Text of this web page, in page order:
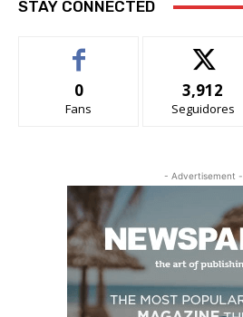
STAY CONNECTED
0
Fans
3,912
Seguidores
- Advertisement -